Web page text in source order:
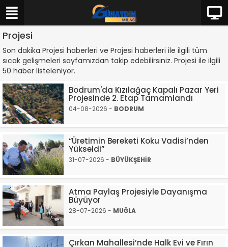
Projesi
Son dakika Projesi haberleri ve Projesi haberleri ile ilgili tüm
sıcak gelişmeleri sayfamızdan takip edebilirsiniz. Projesi ile ilgili
50 haber listeleniyor.
Bodrum'da Kızılağaç Kapalı Pazar Yeri
Projesinde 2. Etap Tamamlandı
04-08-2026 - BODRUM
“Üretimin Bereketi Koku Vadisi’nden
Yükseldi”
31-07-2026 - BÜYÜKŞEHİR
Atma Paylaş Projesiyle Dayanışma
Büyüyor
28-07-2026 - MUĞLA
Çırkan Mahallesi’nde Halk Evi ve Fırın